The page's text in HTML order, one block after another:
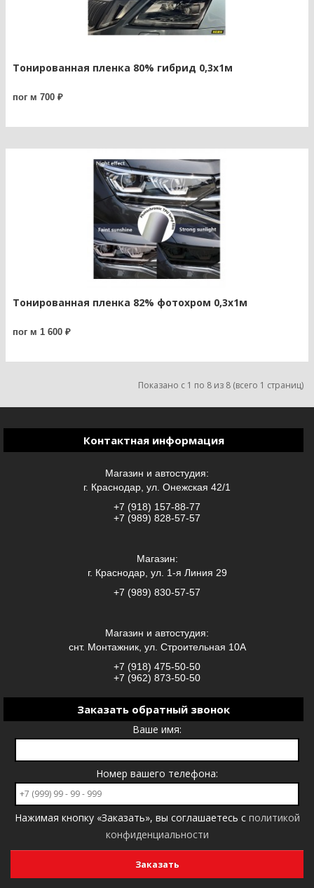
Тонированная пленка 80% гибрид 0,3х1м
пог м 700 ₽
Тонированная пленка 82% фотохром 0,3х1м
пог м 1 600 ₽
Показано с 1 по 8 из 8 (всего 1 страниц)
Контактная информация
Магазин и автостудия:
г. Краснодар, ул. Онежская 42/1
+7 (918) 157-88-77
+7 (989) 828-57-57
Магазин:
г. Краснодар, ул. 1-я Линия 29
+7 (989) 830-57-57
Магазин и автостудия:
снт. Монтажник, ул. Строительная 10А
+7 (918) 475-50-50
+7 (962) 873-50-50
Заказать обратный звонок
Ваше имя:
Номер вашего телефона:
Нажимая кнопку «Заказать», вы соглашаетесь с политикой
конфиденциальности